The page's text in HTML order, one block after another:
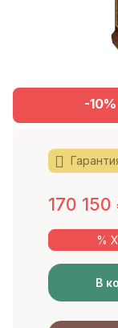
-10%
170 150
%
В